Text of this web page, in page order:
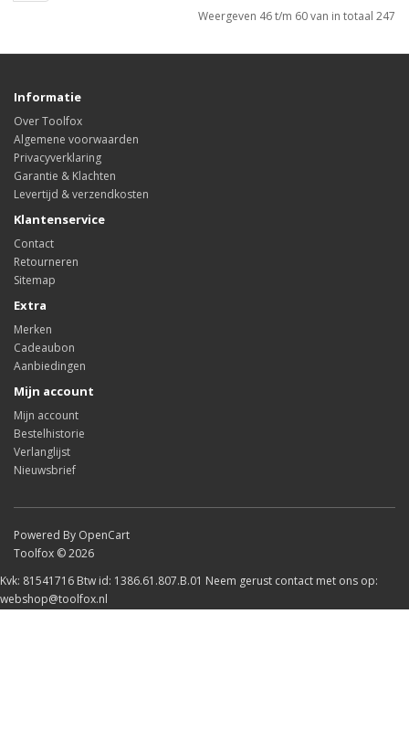
Weergeven 46 t/m 60 van in totaal 247
Informatie
Over Toolfox
Algemene voorwaarden
Privacyverklaring
Garantie & Klachten
Levertijd & verzendkosten
Klantenservice
Contact
Retourneren
Sitemap
Extra
Merken
Cadeaubon
Aanbiedingen
Mijn account
Mijn account
Bestelhistorie
Verlanglijst
Nieuwsbrief
Powered By OpenCart
Toolfox © 2026
Kvk: 81541716 Btw id: 1386.61.807.B.01 Neem gerust contact met ons op:
webshop@toolfox.nl